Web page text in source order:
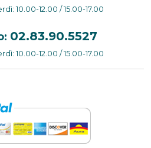
10.00-12.00 / 15.00-17.00
02.83.90.5527
10.00-12.00 / 15.00-17.00